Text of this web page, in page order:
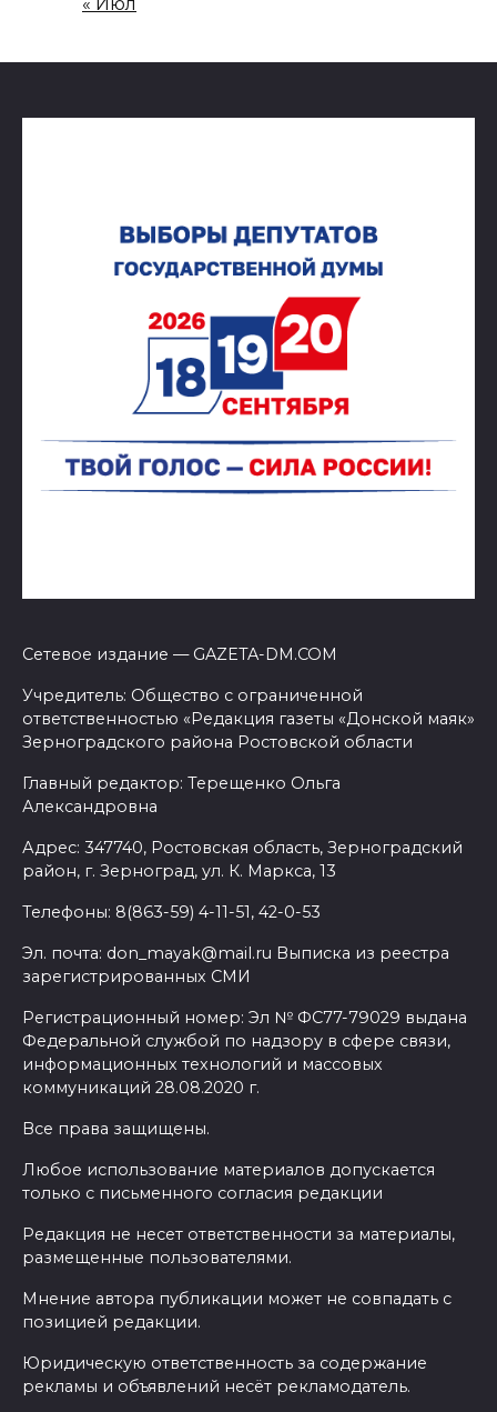
Сетевое издание — GAZETA-DM.COM
Учредитель: Общество с ограниченной
ответственностью «Редакция газеты «Донской маяк»
Зерноградского района Ростовской области
Главный редактор: Терещенко Ольга
Александровна
Адрес: 347740, Ростовская область, Зерноградский
район, г. Зерноград, ул. К. Маркса, 13
Телефоны: 8(863-59) 4-11-51, 42-0-53
Эл. почта: don_mayak@mail.ru Выписка из реестра
зарегистрированных СМИ
Регистрационный номер: Эл № ФС77-79029 выдана
Федеральной службой по надзору в сфере связи,
информационных технологий и массовых
коммуникаций 28.08.2020 г.
Все права защищены.
Любое использование материалов допускается
только с письменного согласия редакции
Редакция не несет ответственности за материалы,
размещенные пользователями.
Мнение автора публикации может не совпадать с
позицией редакции.
Юридическую ответственность за содержание
рекламы и объявлений несёт рекламодатель.